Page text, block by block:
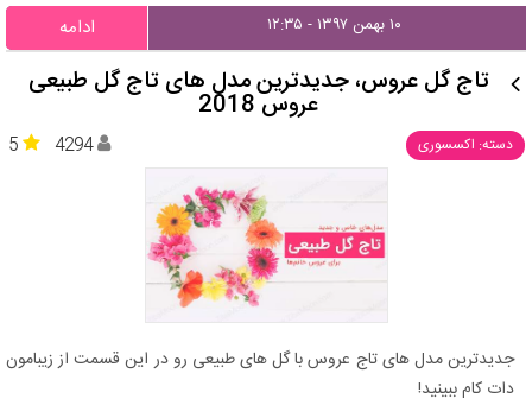
۱۰ بهمن ۱۳۹۷ - ۱۲:۳۵ ادامه
تاج گل عروس، جدیدترین مدل های تاج گل طبیعی
عروس 2018
دسته: اکسسوری 5 4294
جدیدترین مدل های تاج عروس با گل های طبیعی رو در این قسمت از زیبامون
دات کام ببینید!